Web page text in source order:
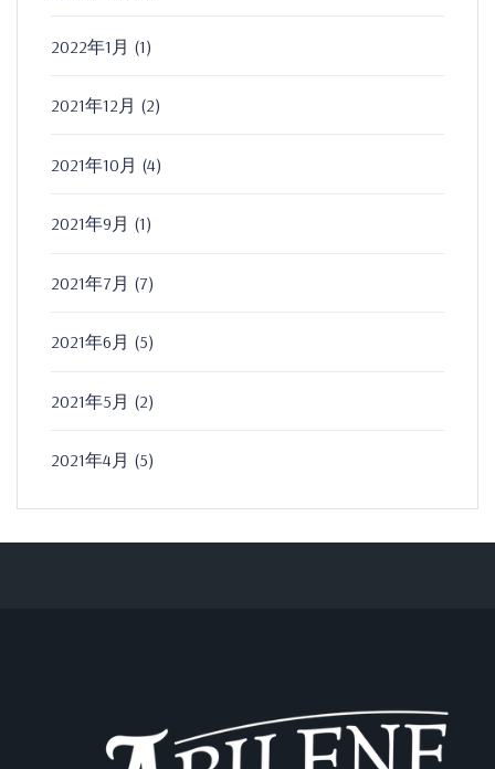
2022年1月 (1)
2021年12月 (2)
2021年10月 (4)
2021年9月 (1)
2021年7月 (7)
2021年6月 (5)
2021年5月 (2)
2021年4月 (5)